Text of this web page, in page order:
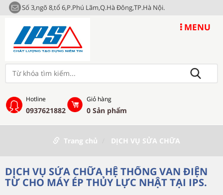
Số 3,ngõ 8,tổ 6,P.Phú Lãm,Q.Hà Đông,TP.Hà Nội.
MENU
Hotline
0937621882
Giỏ hàng
0 Sản phẩm
Trang chủ DỊCH VỤ SỬA CHỮA
DỊCH VỤ SỬA CHỮA HỆ THỐNG VAN ĐIỆN
TỪ CHO MÁY ÉP THỦY LỰC NHẬT TẠI IPS.